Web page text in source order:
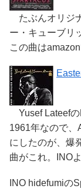
たぶんオリジ
ー・キューブリ
この曲は
Yusef Lateefの
1961年なので、
にしたのが、爆
曲がこれ。INO
INO hidefumiの